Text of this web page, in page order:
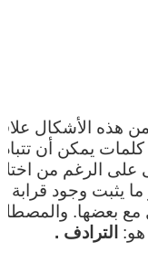
هذه الأشكال
يمكن أن
على الرغم من
يثبت وجود قرابة
مع بعضها.
هو: الترادف .